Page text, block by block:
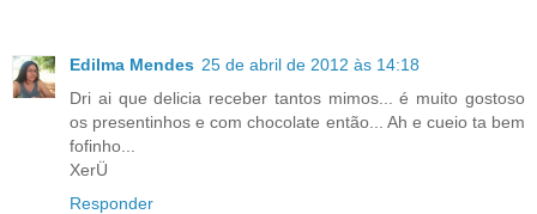
Edilma Mendes 25 de abril de 2012 às 14:18
Dri ai que delicia receber tantos mimos... é muito gostoso
os presentinhos e com chocolate então... Ah e cueio ta bem
fofinho...
XerÜ
Responder